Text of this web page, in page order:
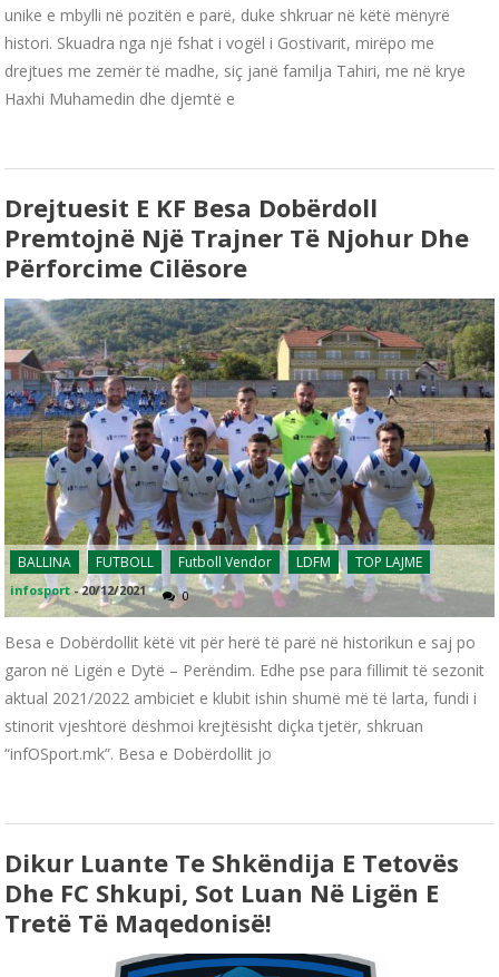
unike e mbylli në pozitën e parë, duke shkruar në këtë mënyrë
histori. Skuadra nga një fshat i vogël i Gostivarit, mirëpo me
drejtues me zemër të madhe, siç janë familja Tahiri, me në krye
Haxhi Muhamedin dhe djemtë e
Drejtuesit E KF Besa Dobërdoll
Premtojnë Një Trajner Të Njohur Dhe
Përforcime Cilësore
BALLINA FUTBOLL Futboll Vendor LDFM TOP LAJME
infosport -20/12/2021 0
Besa e Dobërdollit këtë vit për herë të parë në historikun e saj po
garon në Ligën e Dytë – Perëndim. Edhe pse para fillimit të sezonit
aktual 2021/2022 ambiciet e klubit ishin shumë më të larta, fundi i
stinorit vjeshtorë dëshmoi krejtësisht diçka tjetër, shkruan
“infOSport.mk”. Besa e Dobërdollit jo
Dikur Luante Te Shkëndija E Tetovës
Dhe FC Shkupi, Sot Luan Në Ligën E
Tretë Të Maqedonisë!